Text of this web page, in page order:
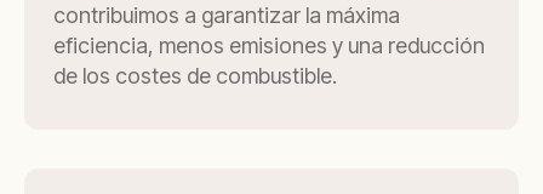
contribuimos a garantizar la máxima
eficiencia, menos emisiones y una reducción
de los costes de combustible.